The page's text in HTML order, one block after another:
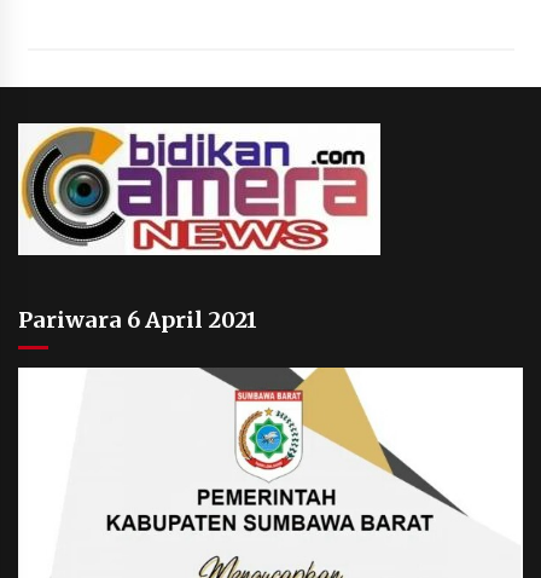
Pariwara 6 April 2021